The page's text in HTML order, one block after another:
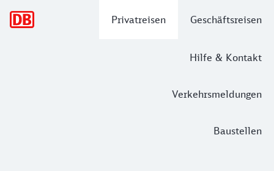
Privatreisen Geschäftsreisen
Hilfe & Kontakt
Verkehrsmeldungen
Baustellen